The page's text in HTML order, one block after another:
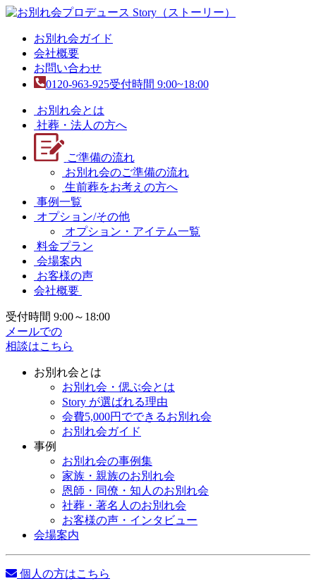
お別れ会ガイド
会社概要
お問い合わせ
0120-963-925受付時間 9:00~18:00
お別れ会とは
社葬・法人の方へ
ご準備の流れ
お別れ会のご準備の流れ
生前葬をお考えの方へ
事例一覧
オプション/その他
オプション・アイテム一覧
料金プラン
会場案内
お客様の声
会社概要
受付時間 9:00～18:00
メールでの
相談はこちら
お別れ会とは
お別れ会・偲ぶ会とは
Story が選ばれる理由
会費5,000円でできるお別れ会
お別れ会ガイド
事例
お別れ会の事例集
家族・親族のお別れ会
恩師・同僚・知人のお別れ会
社葬・著名人のお別れ会
お客様の声・インタビュー
会場案内
個人の方はこちら